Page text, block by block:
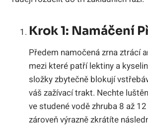
Krok 1: Namáčení
Předem namočená zrna ztrácí
mezi které patří lektiny a
složky zbytečně blokují
váš zažívací trakt. Nechte
ve studené vodě zhruba 8 až
zároveň výrazně zkrátíte